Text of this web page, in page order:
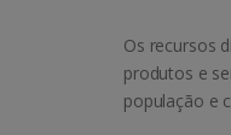
Os recursos
produtos e
população e